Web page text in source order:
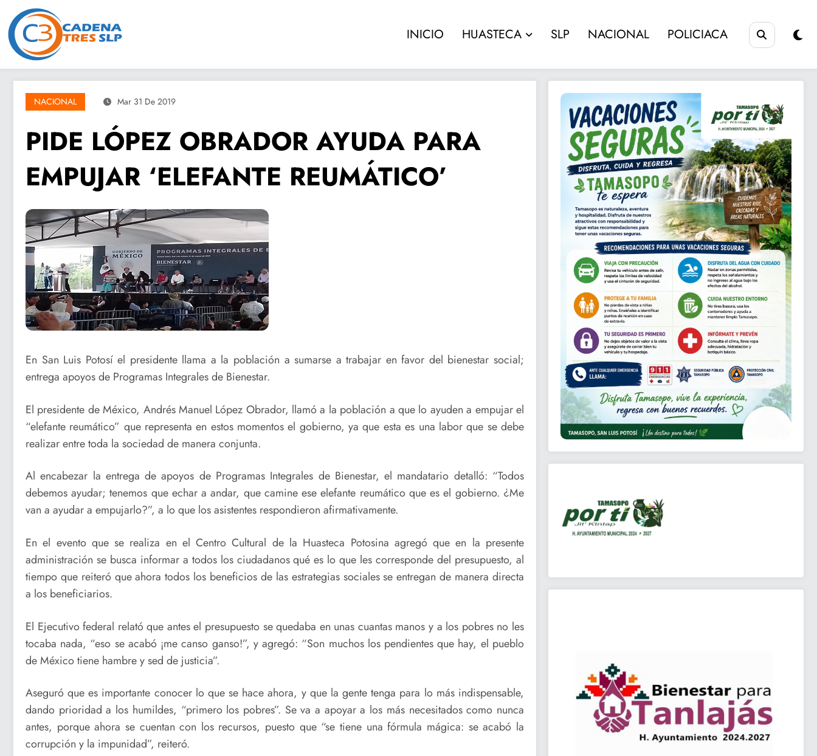
contenido
INICIO HUASTECA SLP NACIONAL POLICIACA
NACIONAL Mar 31 De 2019
PIDE LÓPEZ OBRADOR AYUDA PARA
EMPUJAR ‘ELEFANTE REUMÁTICO’
En San Luis Potosí el presidente llama a la población a sumarse a trabajar en favor del bienestar social;
entrega apoyos de Programas Integrales de Bienestar.
El presidente de México, Andrés Manuel López Obrador, llamó a la población a que lo ayuden a empujar el
“elefante reumático” que representa en estos momentos el gobierno, ya que esta es una labor que se debe
realizar entre toda la sociedad de manera conjunta.
Al encabezar la entrega de apoyos de Programas Integrales de Bienestar, el mandatario detalló: “Todos
debemos ayudar; tenemos que echar a andar, que camine ese elefante reumático que es el gobierno. ¿Me
van a ayudar a empujarlo?”, a lo que los asistentes respondieron afirmativamente.
En el evento que se realiza en el Centro Cultural de la Huasteca Potosina agregó que en la presente
administración se busca informar a todos los ciudadanos qué es lo que les corresponde del presupuesto, al
tiempo que reiteró que ahora todos los beneficios de las estrategias sociales se entregan de manera directa
a los beneficiarios.
El Ejecutivo federal relató que antes el presupuesto se quedaba en unas cuantas manos y a los pobres no les
tocaba nada, “eso se acabó ¡me canso ganso!”, y agregó: “Son muchos los pendientes que hay, el pueblo
de México tiene hambre y sed de justicia”.
Aseguró que es importante conocer lo que se hace ahora, y que la gente tenga para lo más indispensable,
dando prioridad a los humildes, “primero los pobres”. Se va a apoyar a los más necesitados como nunca
antes, porque ahora se cuentan con los recursos, puesto que “se tiene una fórmula mágica: se acabó la
corrupción y la impunidad”, reiteró.